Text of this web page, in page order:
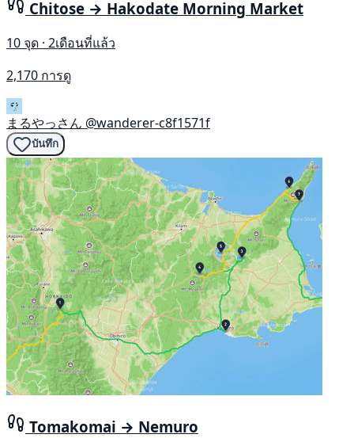
Chitose → Hakodate Morning Market
10 จุด · 2เดือนที่แล้ว
2,170 การดู
まるやっさん @wanderer-c8f1571f
บันทึก
Tomakomai → Nemuro